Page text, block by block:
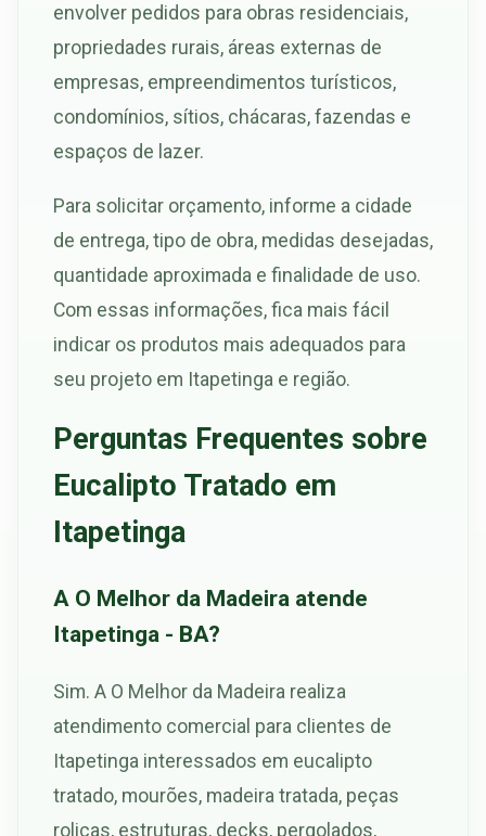
envolver pedidos para obras residenciais,
propriedades rurais, áreas externas de
empresas, empreendimentos turísticos,
condomínios, sítios, chácaras, fazendas e
espaços de lazer.
Para solicitar orçamento, informe a cidade
de entrega, tipo de obra, medidas desejadas,
quantidade aproximada e finalidade de uso.
Com essas informações, fica mais fácil
indicar os produtos mais adequados para
seu projeto em Itapetinga e região.
Perguntas Frequentes sobre
Eucalipto Tratado em
Itapetinga
A O Melhor da Madeira atende
Itapetinga - BA?
Sim. A O Melhor da Madeira realiza
atendimento comercial para clientes de
Itapetinga interessados em eucalipto
tratado, mourões, madeira tratada, peças
roliças, estruturas, decks, pergolados,